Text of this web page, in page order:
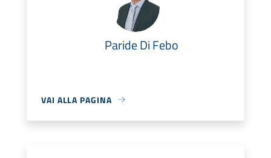
Paride Di Febo
VAI ALLA PAGINA